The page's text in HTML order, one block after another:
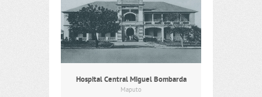
Hospital Central Miguel Bombarda
Maputo